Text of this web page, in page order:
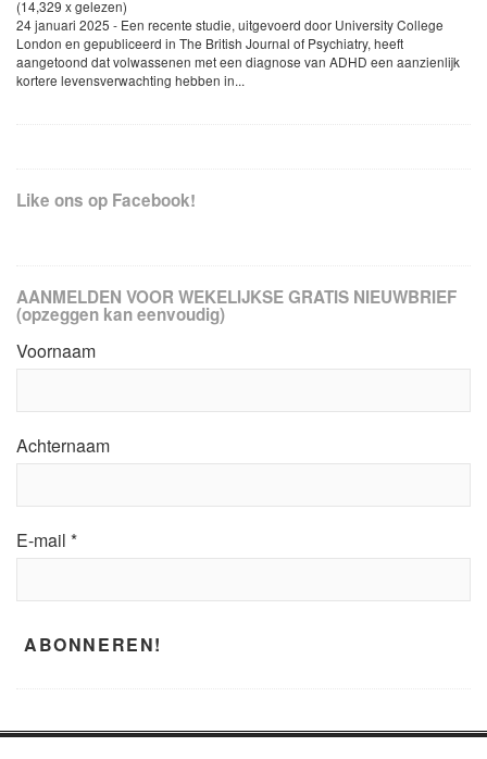
(14,329 x gelezen)
24 januari 2025 - Een recente studie, uitgevoerd door University College
London en gepubliceerd in The British Journal of Psychiatry, heeft
aangetoond dat volwassenen met een diagnose van ADHD een aanzienlijk
kortere levensverwachting hebben in...
Like ons op Facebook!
AANMELDEN VOOR WEKELIJKSE GRATIS NIEUWBRIEF
(opzeggen kan eenvoudig)
Voornaam
Achternaam
E-mail *